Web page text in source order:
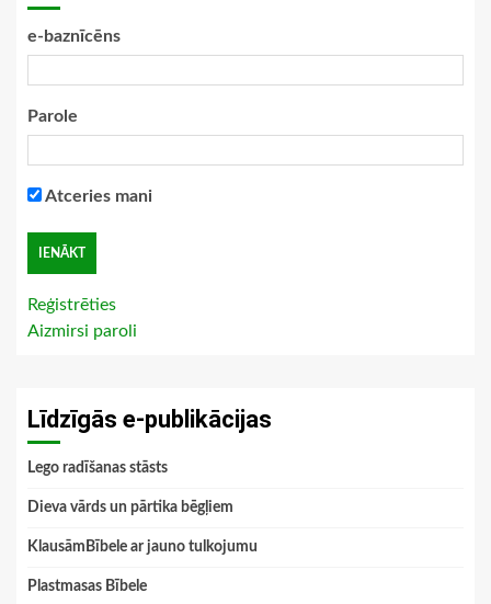
e-baznīcēns
Parole
Atceries mani
Reģistrēties
Aizmirsi paroli
Līdzīgās e-publikācijas
Lego radīšanas stāsts
Dieva vārds un pārtika bēgļiem
KlausāmBībele ar jauno tulkojumu
Plastmasas Bībele